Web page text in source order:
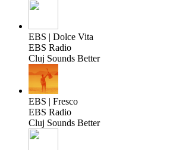
EBS | Dolce Vita
EBS Radio
Cluj Sounds Better
EBS | Fresco
EBS Radio
Cluj Sounds Better